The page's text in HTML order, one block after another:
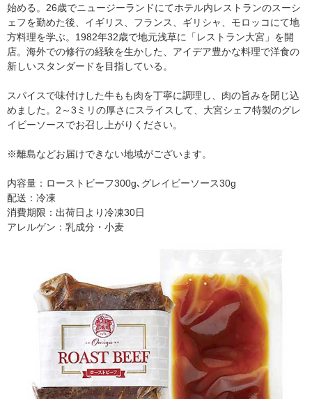
始める。26歳でニュージーランドにてホテル内レストランのスーシ
ェフを勤めた後、イギリス、フランス、ギリシャ、モロッコにて地
方料理を学ぶ。1982年32歳で地元浅草に「レストラン大宮」を開
店。海外での修行の経験を生かした、アイデア豊かな料理で洋食の
新しいスタンダードを目指している。
スパイスで味付けした牛もも肉を丁寧に調理し、肉の旨みを閉じ込
めました。2～3ミリの厚さにスライスして、大宮シェフ特製のグレ
イビーソースでお召し上がりください。
※離島などお届けできない地域がございます。
内容量：ローストビーフ300g､グレイビーソース30g
配送：冷凍
消費期限：出荷日より冷凍30日
アレルゲン：乳成分・小麦